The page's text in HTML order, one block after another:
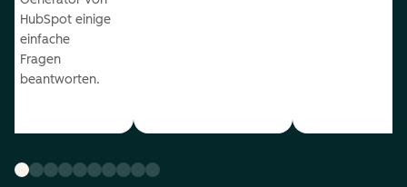
HubSpot einige
einfache
Fragen
beantworten.